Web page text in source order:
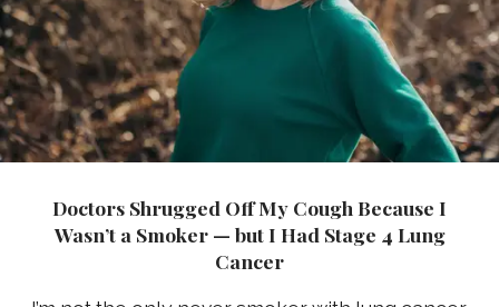
Doctors Shrugged Off My Cough Because I
Wasn’t a Smoker — but I Had Stage 4 Lung
Cancer